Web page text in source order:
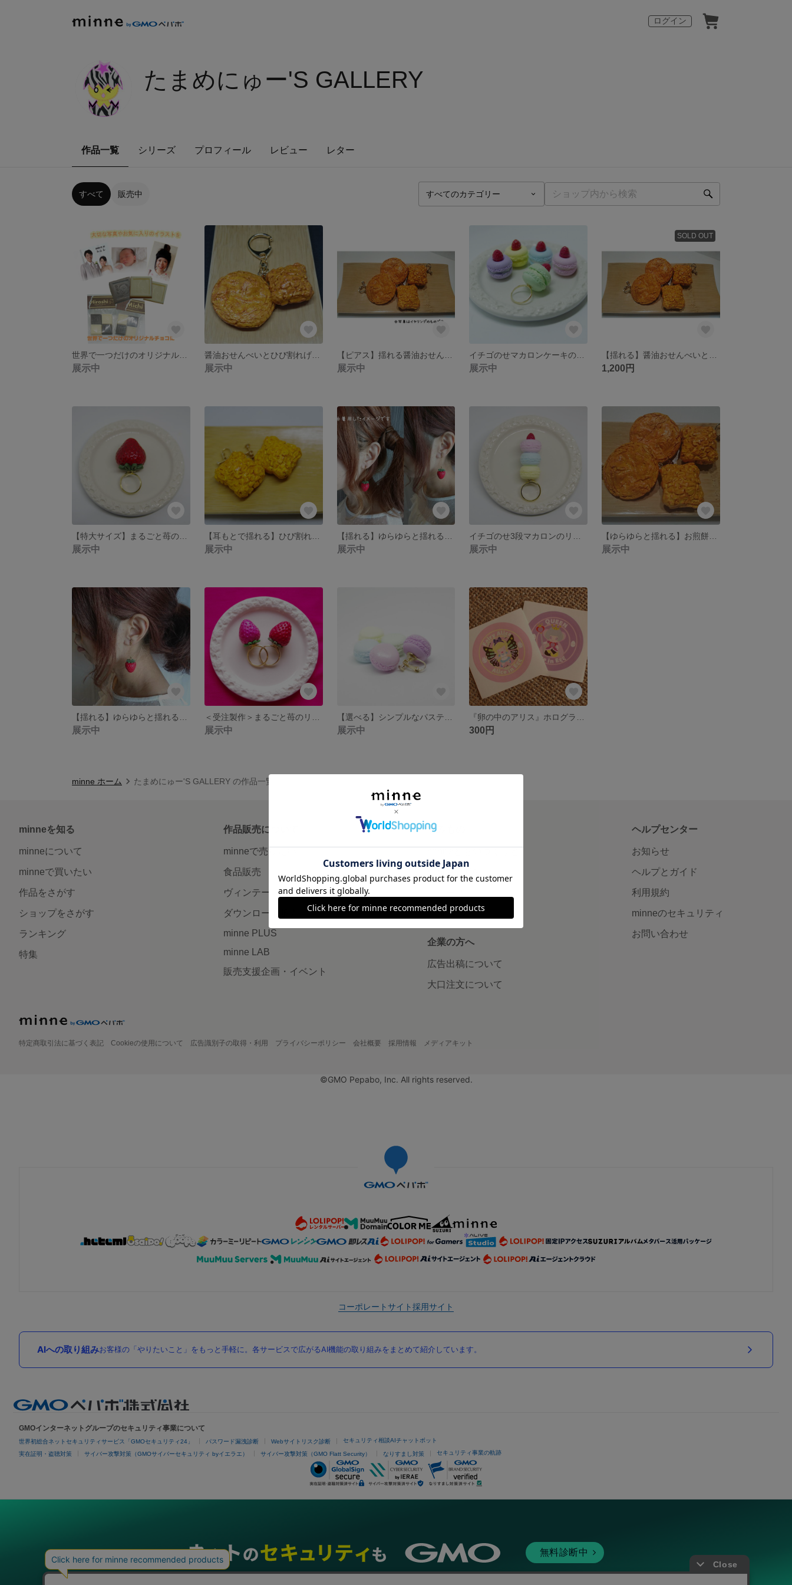
ログイン
たまめにゅー'S GALLERY
作品一覧 シリーズ プロフィール レビュー レター
すべて 販売中
展示中
醤油おせんべいとひび割れげんこつ煎餅のキーホルダー(イヤホンジャックやチャームに変更可能)
展示中 展示中 展示中
SOLD OUT
1,200円
展示中
【耳もとで揺れる】ひび割れげんこつ煎餅のイヤリング(ピアスに変更可能)
展示中 展示中 展示中 展示中
展示中 展示中 展示中 300円
minne ホーム たまめにゅー'S GALLERY の作品一覧
minneを知る
minneについて
minneで買いたい
作品をさがす
ショップをさがす
ランキング
特集
作品販売について
minneで売りたい
食品販売
ヴィンテージ販売
ダウンロード販売
minne PLUS
minne LAB
販売支援企画・イベント
読みもの
minne学習帖
minneの本
企業の方へ
広告出稿について
大口注文について
ヘルプセンター
お知らせ
ヘルプとガイド
利用規約
minneのセキュリティ
お問い合わせ
特定商取引法に基づく表記 Cookieの使用について 広告識別子の取得・利用 プライバシーポリシー 会社概要 採用情報 メディアキット
©GMO Pepabo, Inc. All rights reserved.
コーポレートサイト採用サイト
AIへの取り組みお客様の「やりたいこと」をもっと手軽に。各サービスで広がるAI機能の取り組みをまとめて紹介しています。
GMOインターネットグループのセキュリティ事業について
世界初総合ネットセキュリティサービス「GMOセキュリティ24」 パスワード漏洩診断 Webサイトリスク診断 セキュリティ相談AIチャットボット
実在証明・盗聴対策 サイバー攻撃対策（GMOサイバーセキュリティ byイエラエ） サイバー攻撃対策（GMO Flatt Security） なりすまし対策 セキュリティ事業の軌跡
無料診断中